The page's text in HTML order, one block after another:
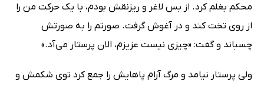
محکم بغلم کرد. از بس لاغر و ریزنقش بودم، با یک حرکت من را
از روی تخت کند و در آغوش گرفت. صورتم را به صورتش
چسباند و گفت: «چیزی نیست عزیزم، الان پرستار می‌آد.»
ولی پرستار نیامد و مرگ آرام پاهایش را جمع کرد توی شکمش و